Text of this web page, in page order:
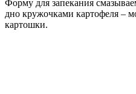
Форму для запекания
дно кружочками картофеля –
картошки.